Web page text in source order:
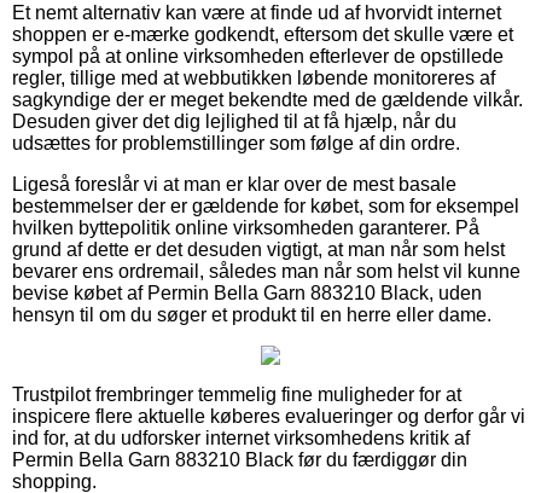
Et nemt alternativ kan være at finde ud af hvorvidt internet
shoppen er e-mærke godkendt, eftersom det skulle være et
sympol på at online virksomheden efterlever de opstillede
regler, tillige med at webbutikken løbende monitoreres af
sagkyndige der er meget bekendte med de gældende vilkår.
Desuden giver det dig lejlighed til at få hjælp, når du
udsættes for problemstillinger som følge af din ordre.
Ligeså foreslår vi at man er klar over de mest basale
bestemmelser der er gældende for købet, som for eksempel
hvilken byttepolitik online virksomheden garanterer. På
grund af dette er det desuden vigtigt, at man når som helst
bevarer ens ordremail, således man når som helst vil kunne
bevise købet af Permin Bella Garn 883210 Black, uden
hensyn til om du søger et produkt til en herre eller dame.
Trustpilot frembringer temmelig fine muligheder for at
inspicere flere aktuelle køberes evalueringer og derfor går vi
ind for, at du udforsker internet virksomhedens kritik af
Permin Bella Garn 883210 Black før du færdiggør din
shopping.